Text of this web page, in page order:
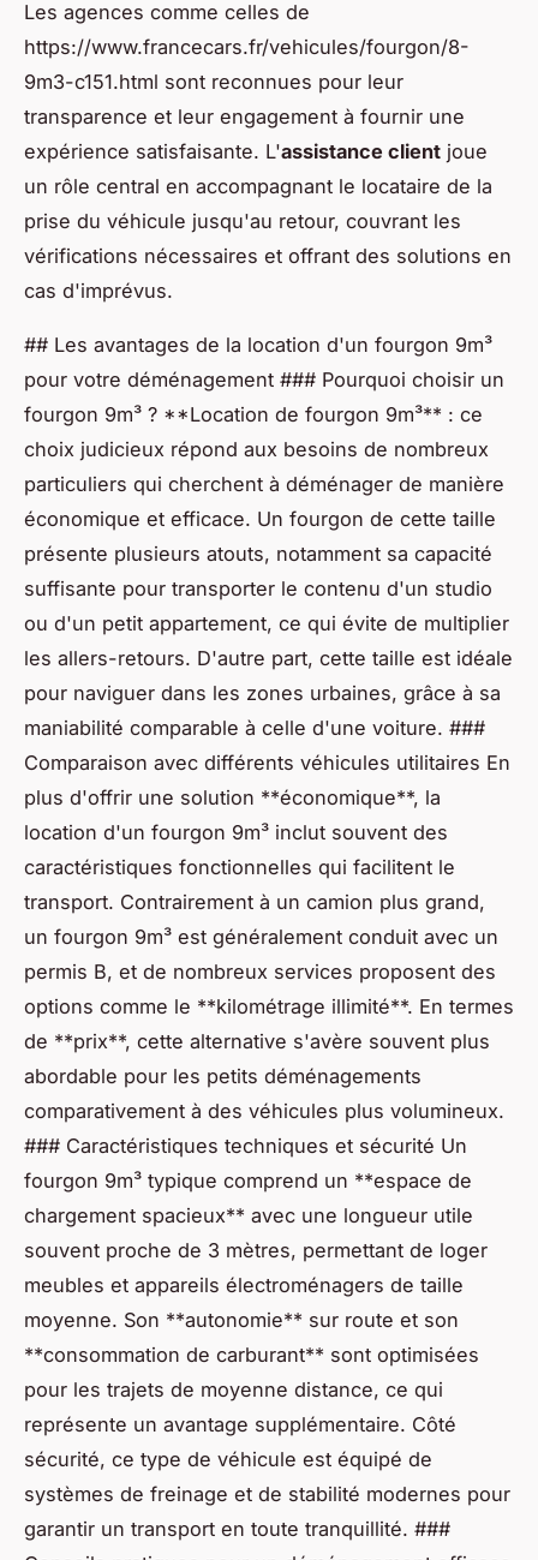
Les agences comme celles de
https://www.francecars.fr/vehicules/fourgon/8-
9m3-c151.html sont reconnues pour leur
transparence et leur engagement à fournir une
expérience satisfaisante. L'assistance client joue
un rôle central en accompagnant le locataire de la
prise du véhicule jusqu'au retour, couvrant les
vérifications nécessaires et offrant des solutions en
cas d'imprévus.
## Les avantages de la location d'un fourgon 9m³
pour votre déménagement ### Pourquoi choisir un
fourgon 9m³ ? **Location de fourgon 9m³** : ce
choix judicieux répond aux besoins de nombreux
particuliers qui cherchent à déménager de manière
économique et efficace. Un fourgon de cette taille
présente plusieurs atouts, notamment sa capacité
suffisante pour transporter le contenu d'un studio
ou d'un petit appartement, ce qui évite de multiplier
les allers-retours. D'autre part, cette taille est idéale
pour naviguer dans les zones urbaines, grâce à sa
maniabilité comparable à celle d'une voiture. ###
Comparaison avec différents véhicules utilitaires En
plus d'offrir une solution **économique**, la
location d'un fourgon 9m³ inclut souvent des
caractéristiques fonctionnelles qui facilitent le
transport. Contrairement à un camion plus grand,
un fourgon 9m³ est généralement conduit avec un
permis B, et de nombreux services proposent des
options comme le **kilométrage illimité**. En termes
de **prix**, cette alternative s'avère souvent plus
abordable pour les petits déménagements
comparativement à des véhicules plus volumineux.
### Caractéristiques techniques et sécurité Un
fourgon 9m³ typique comprend un **espace de
chargement spacieux** avec une longueur utile
souvent proche de 3 mètres, permettant de loger
meubles et appareils électroménagers de taille
moyenne. Son **autonomie** sur route et son
**consommation de carburant** sont optimisées
pour les trajets de moyenne distance, ce qui
représente un avantage supplémentaire. Côté
sécurité, ce type de véhicule est équipé de
systèmes de freinage et de stabilité modernes pour
garantir un transport en toute tranquillité. ###